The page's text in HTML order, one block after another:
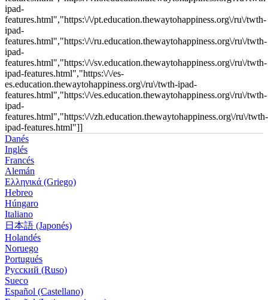
ipad-
features.html","https:\/\/pt.education.thewaytohappiness.org\/ru\/twth-
ipad-
features.html","https:\/\/ru.education.thewaytohappiness.org\/ru\/twth-
ipad-
features.html","https:\/\/sv.education.thewaytohappiness.org\/ru\/twth-
ipad-features.html","https:\/\/es-
es.education.thewaytohappiness.org\/ru\/twth-ipad-
features.html","https:\/\/es.education.thewaytohappiness.org\/ru\/twth-
ipad-
features.html","https:\/\/zh.education.thewaytohappiness.org\/ru\/twth-
ipad-features.html"]]
Danés
Inglés
Francés
Alemán
Ελληνικά (Griego)
Hebreo
Húngaro
Italiano
日本語 (Japonés)
Holandés
Noruego
Portugués
Русский (Ruso)
Sueco
Español (Castellano)